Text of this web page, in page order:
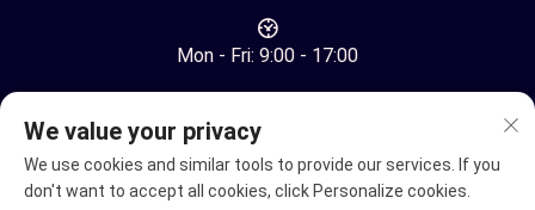
Mon - Fri: 9:00 - 17:00
We value your privacy
We use cookies and similar tools to provide our services. If you
don't want to accept all cookies, click Personalize cookies.